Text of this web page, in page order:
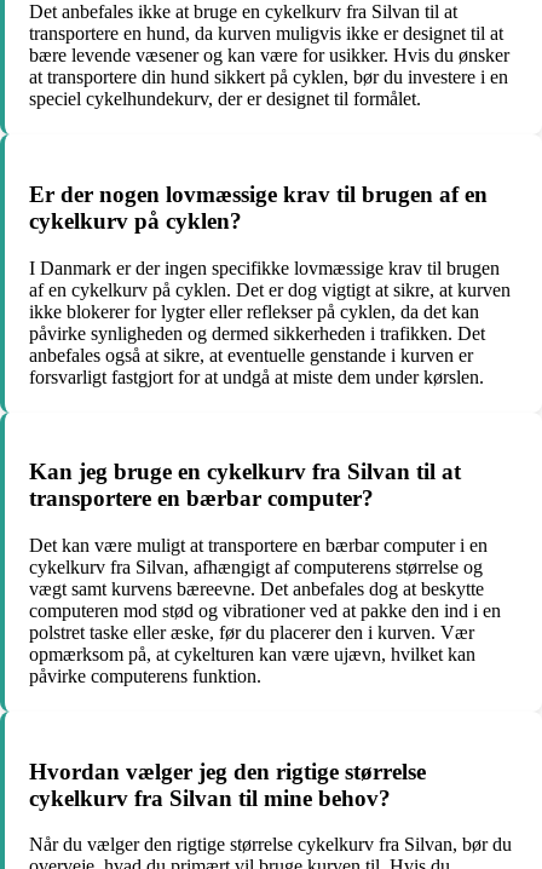
Det anbefales ikke at bruge en cykelkurv fra Silvan til at
transportere en hund, da kurven muligvis ikke er designet til at
bære levende væsener og kan være for usikker. Hvis du ønsker
at transportere din hund sikkert på cyklen, bør du investere i en
speciel cykelhundekurv, der er designet til formålet.
Er der nogen lovmæssige krav til brugen af en
cykelkurv på cyklen?
I Danmark er der ingen specifikke lovmæssige krav til brugen
af en cykelkurv på cyklen. Det er dog vigtigt at sikre, at kurven
ikke blokerer for lygter eller reflekser på cyklen, da det kan
påvirke synligheden og dermed sikkerheden i trafikken. Det
anbefales også at sikre, at eventuelle genstande i kurven er
forsvarligt fastgjort for at undgå at miste dem under kørslen.
Kan jeg bruge en cykelkurv fra Silvan til at
transportere en bærbar computer?
Det kan være muligt at transportere en bærbar computer i en
cykelkurv fra Silvan, afhængigt af computerens størrelse og
vægt samt kurvens bæreevne. Det anbefales dog at beskytte
computeren mod stød og vibrationer ved at pakke den ind i en
polstret taske eller æske, før du placerer den i kurven. Vær
opmærksom på, at cykelturen kan være ujævn, hvilket kan
påvirke computerens funktion.
Hvordan vælger jeg den rigtige størrelse
cykelkurv fra Silvan til mine behov?
Når du vælger den rigtige størrelse cykelkurv fra Silvan, bør du